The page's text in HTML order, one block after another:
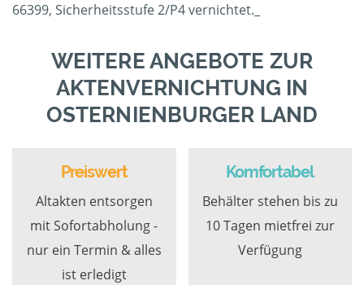
66399, Sicherheitsstufe 2/P4 vernichtet._
WEITERE ANGEBOTE ZUR
AKTENVERNICHTUNG IN
OSTERNIENBURGER LAND
Preiswert
Altakten entsorgen
mit Sofortabholung -
nur ein Termin & alles
ist erledigt
Komfortabel
Behälter stehen bis zu
10 Tagen mietfrei zur
Verfügung